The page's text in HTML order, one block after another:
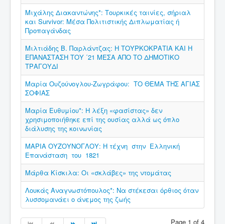
Μιχάλης Διακαντώνης*: Τουρκικές ταινίες, σήριαλ
και Survivor: Μέσα Πολιτιστικής Διπλωματίας ή
Προπαγάνδας
Μιλτιάδης Β. Παρλάντζας: Η ΤΟΥΡΚΟΚΡΑΤΙΑ ΚΑΙ Η
ΕΠΑΝΑΣΤΑΣΗ ΤΟΥ ΄21 ΜΕΣΑ ΑΠΟ ΤΟ ΔΗΜΟΤΙΚΟ
ΤΡΑΓΟΥΔΙ
Μαρία Ουζούνογλου-Ζωγράφου: ΤΟ ΘΕΜΑ ΤΗΣ ΑΓΙΑΣ
ΣΟΦΙΑΣ
Μαρία Ευθυμίου*: Η λέξη «φασίστας» δεν
χρησιμοποιήθηκε επί της ουσίας αλλά ως όπλο
διάλυσης της κοινωνίας
ΜΑΡΙΑ ΟΥΖΟΥΝΟΓΛΟΥ: Η τέχνη στην Ελληνική
Επανάσταση του 1821
Μάρθα Κίσκιλα: Οι «σκλάβες» της ντομάτας
Λουκάς Αναγνωστόπουλος*: Να στέκεσαι όρθιος όταν
λυσσομανάει ο άνεμος της ζωής
Page 1 of 4